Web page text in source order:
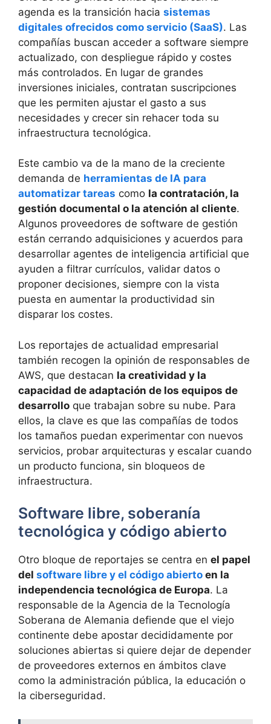
agenda es la transición hacia sistemas
digitales ofrecidos como servicio (SaaS). Las
compañías buscan acceder a software siempre
actualizado, con despliegue rápido y costes
más controlados. En lugar de grandes
inversiones iniciales, contratan suscripciones
que les permiten ajustar el gasto a sus
necesidades y crecer sin rehacer toda su
infraestructura tecnológica.
Este cambio va de la mano de la creciente
demanda de herramientas de IA para
automatizar tareas como la contratación, la
gestión documental o la atención al cliente.
Algunos proveedores de software de gestión
están cerrando adquisiciones y acuerdos para
desarrollar agentes de inteligencia artificial que
ayuden a filtrar currículos, validar datos o
proponer decisiones, siempre con la vista
puesta en aumentar la productividad sin
disparar los costes.
Los reportajes de actualidad empresarial
también recogen la opinión de responsables de
AWS, que destacan la creatividad y la
capacidad de adaptación de los equipos de
desarrollo que trabajan sobre su nube. Para
ellos, la clave es que las compañías de todos
los tamaños puedan experimentar con nuevos
servicios, probar arquitecturas y escalar cuando
un producto funciona, sin bloqueos de
infraestructura.
Software libre, soberanía
tecnológica y código abierto
Otro bloque de reportajes se centra en el papel
del software libre y el código abierto en la
independencia tecnológica de Europa. La
responsable de la Agencia de la Tecnología
Soberana de Alemania defiende que el viejo
continente debe apostar decididamente por
soluciones abiertas si quiere dejar de depender
de proveedores externos en ámbitos clave
como la administración pública, la educación o
la ciberseguridad.